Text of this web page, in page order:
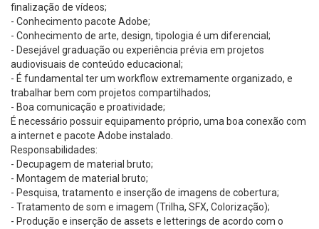
finalização de vídeos;
- Conhecimento pacote Adobe;
- Conhecimento de arte, design, tipologia é um diferencial;
- Desejável graduação ou experiência prévia em projetos
audiovisuais de conteúdo educacional;
- É fundamental ter um workflow extremamente organizado, e
trabalhar bem com projetos compartilhados;
- Boa comunicação e proatividade;
É necessário possuir equipamento próprio, uma boa conexão com
a internet e pacote Adobe instalado.
Responsabilidades:
- Decupagem de material bruto;
- Montagem de material bruto;
- Pesquisa, tratamento e inserção de imagens de cobertura;
- Tratamento de som e imagem (Trilha, SFX, Colorização);
- Produção e inserção de assets e letterings de acordo com o